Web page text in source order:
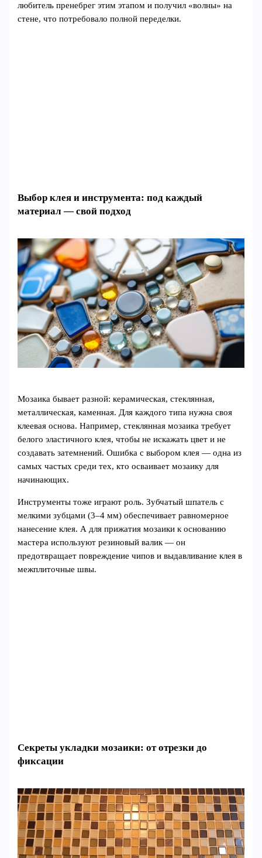
любитель пренебрег этим этапом и получил «волны» на
стене, что потребовало полной переделки.
Выбор клея и инструмента: под каждый
материал — свой подход
Мозаика бывает разной: керамическая, стеклянная,
металлическая, каменная. Для каждого типа нужна своя
клеевая основа. Например, стеклянная мозаика требует
белого эластичного клея, чтобы не искажать цвет и не
создавать затемнений. Ошибка с выбором клея — одна из
самых частых среди тех, кто осваивает мозаику для
начинающих.
Инструменты тоже играют роль. Зубчатый шпатель с
мелкими зубцами (3–4 мм) обеспечивает равномерное
нанесение клея. А для прижатия мозаики к основанию
мастера используют резиновый валик — он
предотвращает повреждение чипов и выдавливание клея в
межплиточные швы.
Секреты укладки мозаики: от отрезки до
фиксации